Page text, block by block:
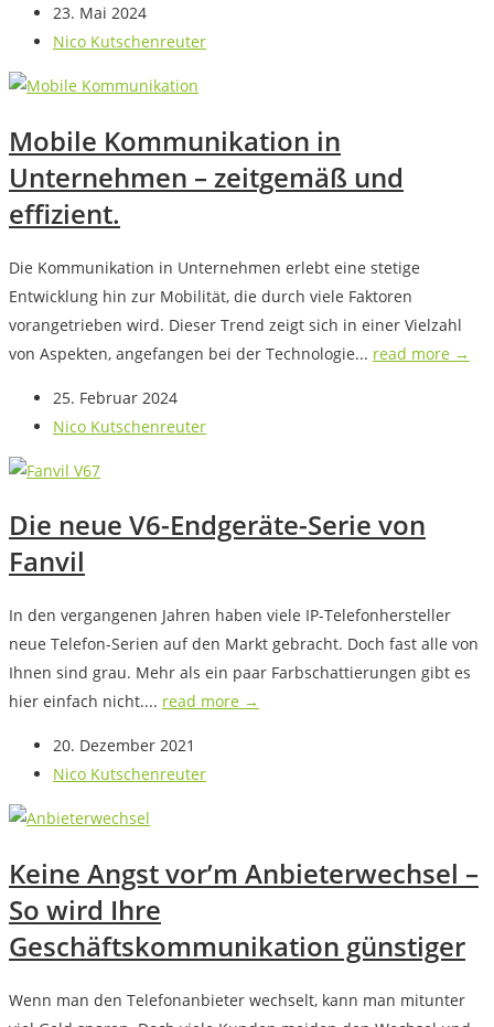
23. Mai 2024
Nico Kutschenreuter
Mobile Kommunikation in
Unternehmen – zeitgemäß und
effizient.
Die Kommunikation in Unternehmen erlebt eine stetige
Entwicklung hin zur Mobilität, die durch viele Faktoren
vorangetrieben wird. Dieser Trend zeigt sich in einer Vielzahl
von Aspekten, angefangen bei der Technologie... read more →
25. Februar 2024
Nico Kutschenreuter
Die neue V6-Endgeräte-Serie von
Fanvil
In den vergangenen Jahren haben viele IP-Telefonhersteller
neue Telefon-Serien auf den Markt gebracht. Doch fast alle von
Ihnen sind grau. Mehr als ein paar Farbschattierungen gibt es
hier einfach nicht.... read more →
20. Dezember 2021
Nico Kutschenreuter
Keine Angst vor’m Anbieterwechsel –
So wird Ihre
Geschäftskommunikation günstiger
Wenn man den Telefonanbieter wechselt, kann man mitunter